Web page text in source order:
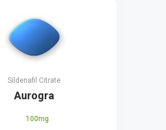
Sildenafil Citrate
Aurogra
100mg